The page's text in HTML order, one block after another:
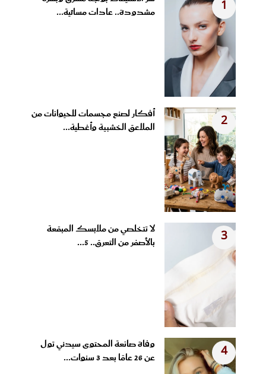
1
مشدودة.. عادات مسائية...
2
أفكار لصنع مجسمات للحيوانات من
الملاعق الخشبية وأغطية...
3
لا تتخلصي من ملابسك المبقعة
بالأصفر من التعرق.. 5...
4
وفاة صانعة المحتوى سيدني تول
عن 26 عامًا بعد 3 سنوات...